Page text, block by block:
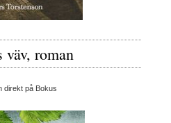
väv, roman
direkt på Bokus